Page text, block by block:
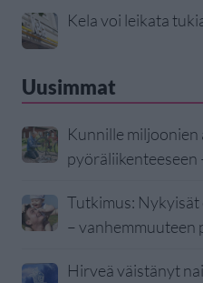
Kela voi leikata
Uusimmat
Kunnille
pyöräliikenteeseen
Tutkimus: Nykyisät
– vanhemmuuteen
Hirveä väistänyt